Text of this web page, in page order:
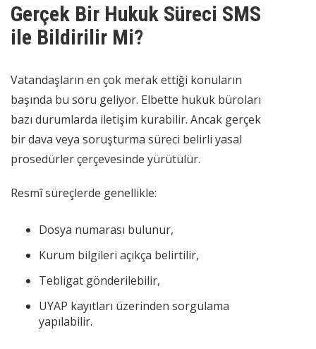
Gerçek Bir Hukuk Süreci SMS
ile Bildirilir Mi?
Vatandaşların en çok merak ettiği konuların
başında bu soru geliyor. Elbette hukuk büroları
bazı durumlarda iletişim kurabilir. Ancak gerçek
bir dava veya soruşturma süreci belirli yasal
prosedürler çerçevesinde yürütülür.
Resmî süreçlerde genellikle:
Dosya numarası bulunur,
Kurum bilgileri açıkça belirtilir,
Tebligat gönderilebilir,
UYAP kayıtları üzerinden sorgulama
yapılabilir.